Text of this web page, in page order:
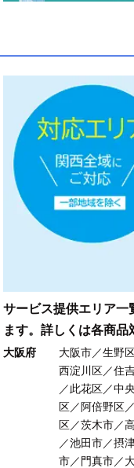
サービス提供エリア
ます。詳しくは各商品
大阪府
大阪市／生野
西淀川区／住
／此花区／中
区／阿倍野区
区／茨木市／
／池田市／摂
市／門真市／